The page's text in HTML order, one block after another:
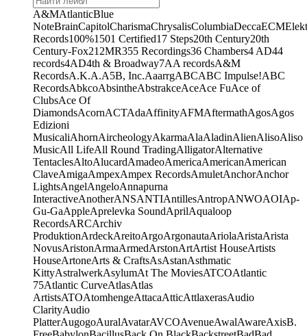
A&MAtlanticBlue
NoteBrainCapitolCharismaChrysalisColumbiaDeccaECM
Records100%1501 Certified17 Steps20th Century20th
Century-Fox21 2MR355 Recordings36 Chambers4 AD44
records4AD4th & Broadway7AA recordsA&M
RecordsA.K.A.A5B, Inc.AaarrgABCABC Impulse!ABC
RecordsAbkcoAbsintheAbstrakceAceAce FuAce of
ClubsAce Of
DiamondsAcornACTAdaAffinityAFMAftermathAgosAgos
Edizioni
MusicaliAhornAircheologyAkarmaAlaAladinAlienAlisoAliso
MusicAll LifeAll Round TradingAlligatorAlternative
TentaclesAltoAlucardAmadeoAmericaAmericanAmerican
ClaveAmigaAmpexAmpex RecordsAmuletAnchorAnchor
LightsAngelAngeloAnnapurna
InteractiveAnotherANSANTIAntillesAntropANWOAOIAp-
Gu-GaAppleAprelevka SoundAprilAqualoop
RecordsARCArchiv
ProduktionArdeckAreitoArgoArgonautaAriolaAristaArista
NovusAristonArmaArmedArstonArtArtist HouseArtists
HouseArtoneArts & CraftsAsAstanAsthmatic
KittyAstralwerkAsylumAt The MoviesATCOAtlantic
75Atlantic CurveAtlasAtlas
ArtistsATOAtomhengeAttacaAtticAttlaxerasAudio
ClarityAudio
PlatterAugogoAuralAvatarAVCOAvenueAwalAwareAxisB.